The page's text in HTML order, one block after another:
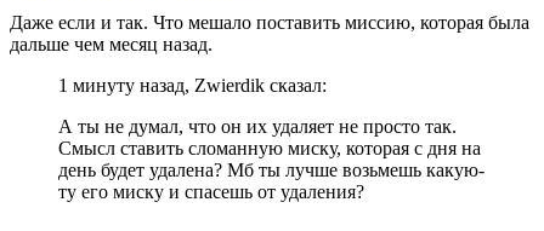
Даже если и так. Что мешало поставить миссию, которая была
дальше чем месяц назад.
1 минуту назад, Zwierdik сказал:
А ты не думал, что он их удаляет не просто так.
Смысл ставить сломанную миску, которая с дня на
день будет удалена? Мб ты лучше возьмешь какую-
ту его миску и спасешь от удаления?